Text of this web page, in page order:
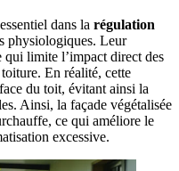
dans la régulation
physiologiques. Leur
qui limite l’impact direct des
En réalité, cette
du toit, évitant ainsi la
Ainsi, la façade végétalisée
ce qui améliore le
excessive.